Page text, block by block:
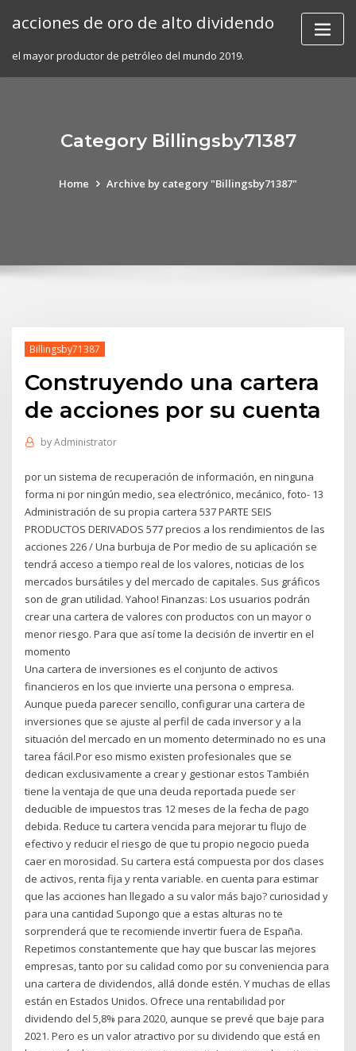
acciones de oro de alto dividendo
el mayor productor de petróleo del mundo 2019.
Category Billingsby71387
Home Archive by category "Billingsby71387"
Billingsby71387
Construyendo una cartera
de acciones por su cuenta
byAdministrator
por un sistema de recuperación de información, en ninguna
forma ni por ningún medio, sea electrónico, mecánico, foto- 13
Administración de su propia cartera 537 PARTE SEIS
PRODUCTOS DERIVADOS 577 precios a los rendimientos de las
acciones 226 / Una burbuja de Por medio de su aplicación se
tendrá acceso a tiempo real de los valores, noticias de los
mercados bursátiles y del mercado de capitales. Sus gráficos
son de gran utilidad. Yahoo! Finanzas: Los usuarios podrán
crear una cartera de valores con productos con un mayor o
menor riesgo. Para que así tome la decisión de invertir en el
momento
Una cartera de inversiones es el conjunto de activos
financieros en los que invierte una persona o empresa.
Aunque pueda parecer sencillo, configurar una cartera de
inversiones que se ajuste al perfil de cada inversor y a la
situación del mercado en un momento determinado no es una
tarea fácil.Por eso mismo existen profesionales que se
dedican exclusivamente a crear y gestionar estos También
tiene la ventaja de que una deuda reportada puede ser
deducible de impuestos tras 12 meses de la fecha de pago
debida. Reduce tu cartera vencida para mejorar tu flujo de
efectivo y reducir el riesgo de que tu propio negocio pueda
caer en morosidad. Su cartera está compuesta por dos clases
de activos, renta fija y renta variable. en cuenta para estimar
que las acciones han llegado a su valor más bajo? curiosidad y
para una cantidad Supongo que a estas alturas no te
sorprenderá que te recomiende invertir fuera de España.
Repetimos constantemente que hay que buscar las mejores
empresas, tanto por su calidad como por su conveniencia para
una cartera de dividendos, allá donde estén. Y muchas de ellas
están en Estados Unidos. Ofrece una rentabilidad por
dividendo del 5,8% para 2020, aunque se prevé que baje para
2021. Pero es un valor atractivo por su dividendo que está en